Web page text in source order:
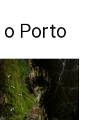
o Porto